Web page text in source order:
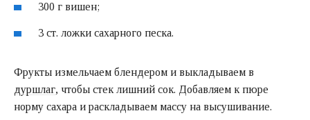
300 г вишен;
3 ст. ложки сахарного песка.
Фрукты измельчаем блендером и выкладываем в
дуршлаг, чтобы стек лишний сок. Добавляем к пюре
норму сахара и раскладываем массу на высушивание.